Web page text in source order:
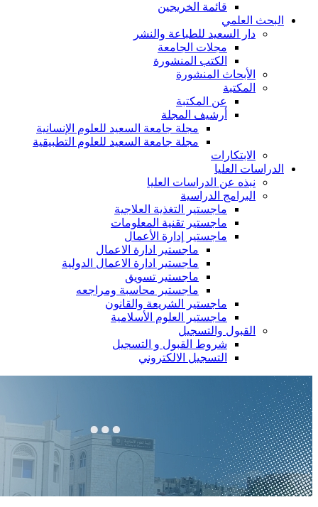
قائمة الخريجين
البحث العلمي
دار السعيد للطباعة والنشر
مجلات الجامعة
الكتب المنشورة
الأبحاث المنشورة
المكتبة
عن المكتبة
أرشيف المجلة
مجلة جامعة السعيد للعلوم الإنسانية
مجلة جامعة السعيد للعلوم التطبيقية
الابتكارات
الدراسات العليا
نبذه عن الدراسات العليا
البرامج الدراسية
ماجستير التغذية العلاجية
ماجستير تقنية المعلومات
ماجستير إدارة الأعمال
ماجستير ادارة الاعمال
ماجستير ادارة الاعمال الدولية
ماجستير تسويق
ماجستير محاسبة ومراجعه
ماجستير الشريعة والقانون
ماجستير العلوم الأسلامية
القبول والتسجيل
شروط القبول و التسجيل
التسجيل الالكتروني